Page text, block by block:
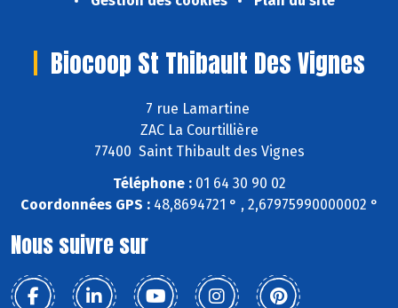
Biocoop St Thibault Des Vignes
7 rue Lamartine
ZAC La Courtillière
77400 Saint Thibault des Vignes
Téléphone :01 64 30 90 02
Coordonnées GPS :48,8694721 ° , 2,67975990000002 °
Nous suivre sur